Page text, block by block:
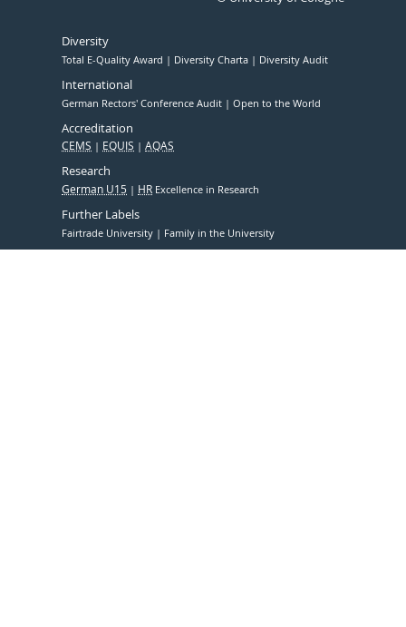
Diversity
Total E-Quality Award Diversity Charta Diversity Audit
International
German Rectors' Conference Audit Open to the World
Accreditation
CEMS EQUIS AQAS
Research
German U15 HR Excellence in Research
Further Labels
Fairtrade University Family in the University